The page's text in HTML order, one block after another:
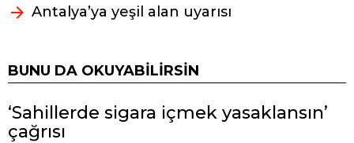
Antalya’ya yeşil alan uyarısı
BUNU DA OKUYABILIRSIN
‘Sahillerde sigara içmek yasaklansın’
çağrısı